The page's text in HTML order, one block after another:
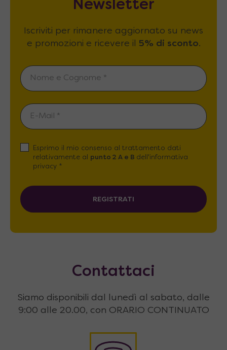
Newsletter
Iscriviti per rimanere aggiornato su news
e promozioni e ricevere il 5% di sconto.
Esprimo il mio consenso al trattamento dati
relativamente al punto 2 A e B dell'informativa
privacy *
REGISTRATI
Contattaci
Siamo disponibili dal lunedì al sabato, dalle
9:00 alle 20.00, con ORARIO CONTINUATO